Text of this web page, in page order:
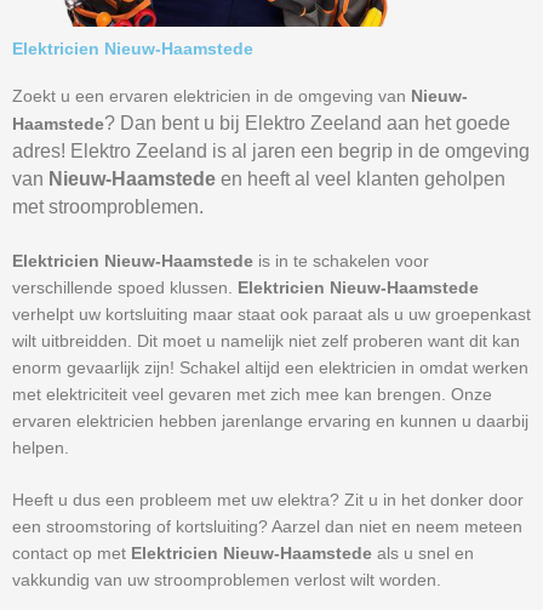
Elektricien Nieuw-Haamstede
Zoekt u een ervaren elektricien in de omgeving van Nieuw-
Haamstede? Dan bent u bij Elektro Zeeland aan het goede
adres! Elektro Zeeland is al jaren een begrip in de omgeving
van Nieuw-Haamstede en heeft al veel klanten geholpen
met stroomproblemen.
Elektricien Nieuw-Haamstede is in te schakelen voor
verschillende spoed klussen. Elektricien Nieuw-Haamstede
verhelpt uw kortsluiting maar staat ook paraat als u uw groepenkast
wilt uitbreidden. Dit moet u namelijk niet zelf proberen want dit kan
enorm gevaarlijk zijn! Schakel altijd een elektricien in omdat werken
met elektriciteit veel gevaren met zich mee kan brengen. Onze
ervaren elektricien hebben jarenlange ervaring en kunnen u daarbij
helpen.
Heeft u dus een probleem met uw elektra? Zit u in het donker door
een stroomstoring of kortsluiting? Aarzel dan niet en neem meteen
contact op met Elektricien Nieuw-Haamstede als u snel en
vakkundig van uw stroomproblemen verlost wilt worden.